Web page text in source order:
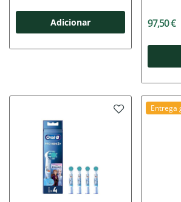
Adicionar 97,50 €
Entrega